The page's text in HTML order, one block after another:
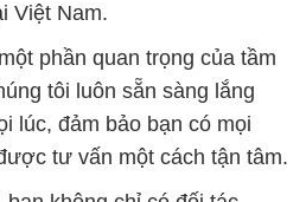
Việt Nam.
phần quan trọng của tầm
tôi luôn sẵn sàng lắng
lúc, đảm bảo bạn có mọi
tư vấn một cách tận tâm.